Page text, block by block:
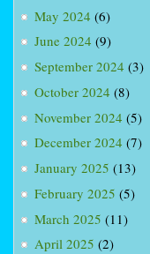
May 2024 (6)
June 2024 (9)
September 2024 (3)
October 2024 (8)
November 2024 (5)
December 2024 (7)
January 2025 (13)
February 2025 (5)
March 2025 (11)
April 2025 (2)